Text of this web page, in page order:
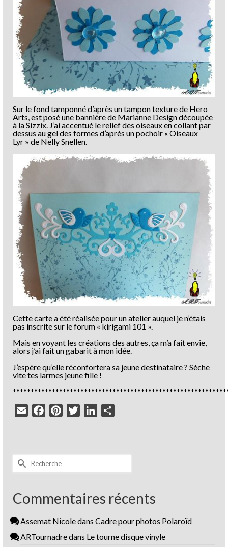
Sur le fond tamponné d’après un tampon texture de Hero
Arts, est posé une bannière de Marianne Design découpée
à la Sizzix. J’ai accentué le relief des oiseaux en collant par
dessus au gel des formes d’après un pochoir « Oiseaux
Lyr » de Nelly Snellen.
Cette carte a été réalisée pour un atelier auquel je n’étais
pas inscrite sur le forum « kirigami 101 ».
Mais en voyant les créations des autres, ça m’a fait envie,
alors j’ai fait un gabarit à mon idée.
J’espère qu’elle réconfortera sa jeune destinataire ? Sèche
vite tes larmes jeune fille !
Email
FacebookPinterestTwitterLinkedIn
Rechercher :
Commentaires récents
Assemat Nicoledans Cadre pour photos Polaroïd
ARTournadredans Le tourne disque vinyle